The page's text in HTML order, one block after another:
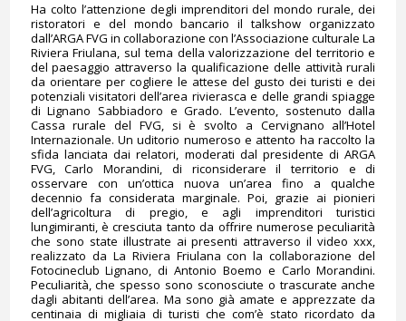
Ha colto l’attenzione degli imprenditori del mondo rurale, dei
ristoratori e del mondo bancario il talkshow organizzato
dall’ARGA FVG in collaborazione con l’Associazione culturale La
Riviera Friulana, sul tema della valorizzazione del territorio e
del paesaggio attraverso la qualificazione delle attività rurali
da orientare per cogliere le attese del gusto dei turisti e dei
potenziali visitatori dell’area rivierasca e delle grandi spiagge
di Lignano Sabbiadoro e Grado. L’evento, sostenuto dalla
Cassa rurale del FVG, si è svolto a Cervignano all’Hotel
Internazionale. Un uditorio numeroso e attento ha raccolto la
sfida lanciata dai relatori, moderati dal presidente di ARGA
FVG, Carlo Morandini, di riconsiderare il territorio e di
osservare con un’ottica nuova un’area fino a qualche
decennio fa considerata marginale. Poi, grazie ai pionieri
dell’agricoltura di pregio, e agli imprenditori turistici
lungimiranti, è cresciuta tanto da offrire numerose peculiarità
che sono state illustrate ai presenti attraverso il video xxx,
realizzato da La Riviera Friulana con la collaborazione del
Fotocineclub Lignano, di Antonio Boemo e Carlo Morandini.
Peculiarità, che spesso sono sconosciute o trascurate anche
dagli abitanti dell’area. Ma sono già amate e apprezzate da
centinaia di migliaia di turisti che com’è stato ricordato da